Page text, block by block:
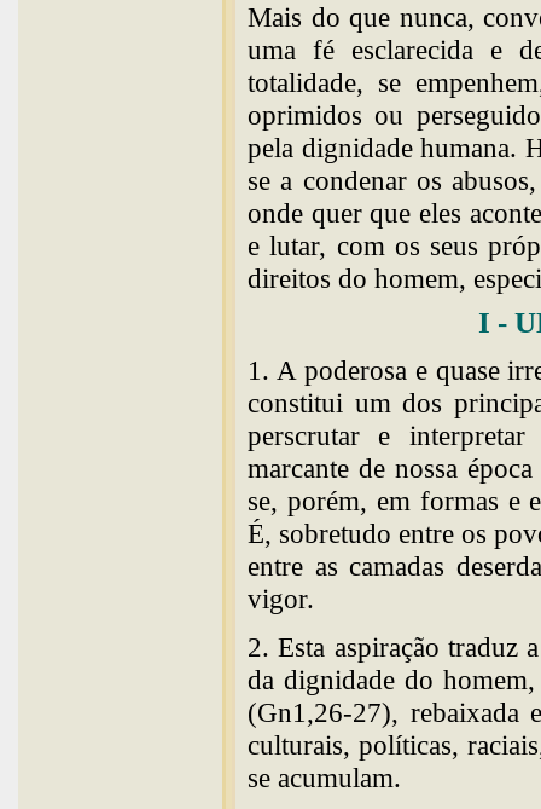
Mais do que nunca,
uma fé esclarecida e
totalidade, se
oprimidos ou
pela dignidade humana.
se a condenar os
onde quer que eles
e lutar, com os seus
direitos do homem,
I -
1. A poderosa e quase
constitui um dos
perscrutar e
marcante de nossa
se, porém, em formas e
É, sobretudo entre os
entre as camadas
vigor.
2. Esta aspiração traduz
da dignidade do
(Gn1,26-27), rebaixada
culturais, políticas,
se acumulam.